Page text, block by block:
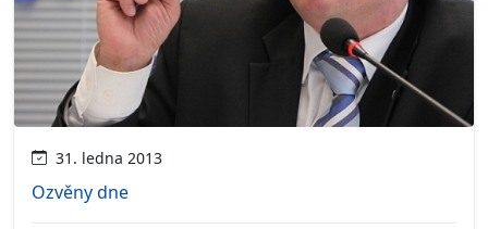
31. ledna 2013
Ozvěny dne